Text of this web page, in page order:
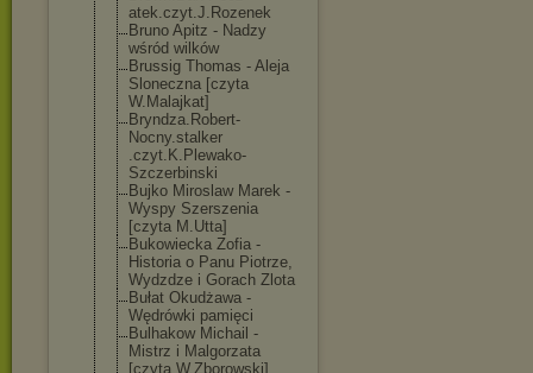
atek.czyt.J.Rozenek
Bruno Apitz - Nadzy
wśród wilków
Brussig Thomas - Aleja
Sloneczna [czyta
W.Malajkat]
Bryndza.Robert-
Nocny.stalker
.czyt.K.Plewako-
Szczerbinski
Bujko Miroslaw Marek -
Wyspy Szerszenia
[czyta M.Utta]
Bukowiecka Zofia -
Historia o Panu Piotrze,
Wydzdze i Gorach Zlota
Bułat Okudżawa -
Wędrówki pamięci
Bulhakow Michail -
Mistrz i Malgorzata
[czyta W.Zborowski]